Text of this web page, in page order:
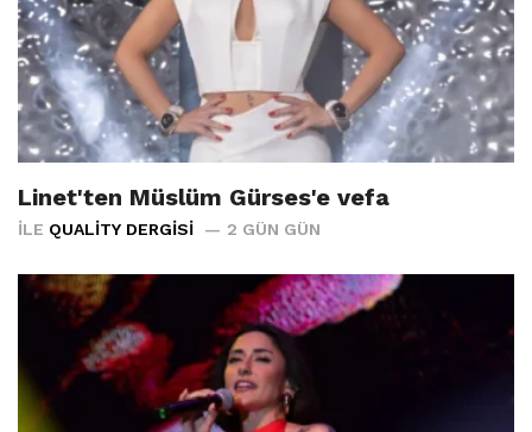
Linet'ten Müslüm Gürses'e vefa
İLE QUALITY DERGISI 2 GÜN GÜN